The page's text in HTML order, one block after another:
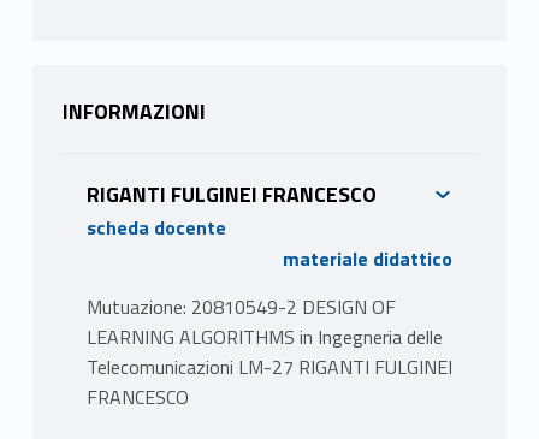
INFORMAZIONI
RIGANTI FULGINEI FRANCESCO
scheda docente
materiale didattico
Mutuazione: 20810549-2 DESIGN OF
LEARNING ALGORITHMS in Ingegneria delle
Telecomunicazioni LM-27 RIGANTI FULGINEI
FRANCESCO